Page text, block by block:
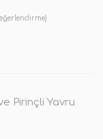
Pirinçli Yavru